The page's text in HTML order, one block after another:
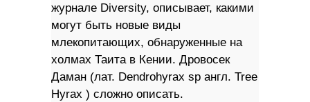
журнале Diversity, описывает, какими
могут быть новые виды
млекопитающих, обнаруженные на
холмах Таита в Кении. Дровосек
Даман (лат. Dendrohyrax sp англ. Tree
Hyrax ) сложно описать.